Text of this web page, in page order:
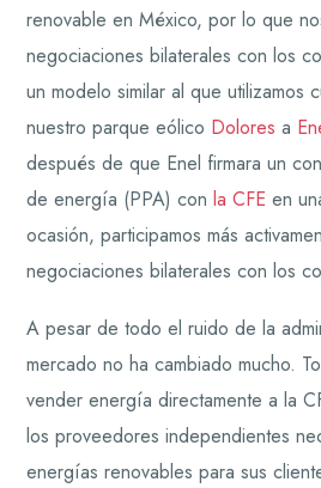
renovable en México, por lo que
negociaciones bilaterales con los
un modelo similar al que utilizamos
nuestro parque eólico Dolores a
después de que Enel firmara un
de energía (PPA) conla CFE en
ocasión, participamos más
negociaciones bilaterales con los
A pesar de todo el ruido de la
mercado no ha cambiado mucho.
vender energía directamente a la
los proveedores independientes
energías renovables para sus